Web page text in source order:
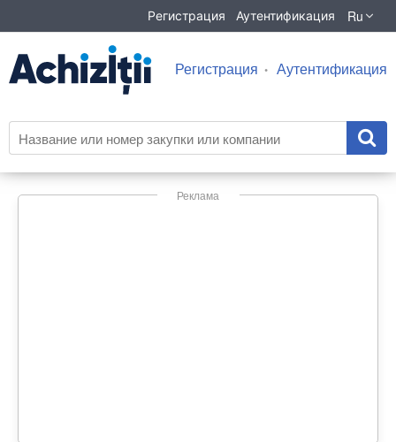
Регистрация Аутентификация Ru
Регистрация Аутентификация
Реклама